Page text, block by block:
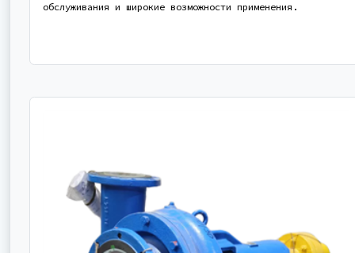
обслуживания и широкие возможности применения.